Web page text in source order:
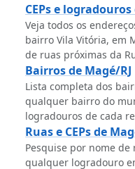
CEPs e
Veja todos os
bairro Vila Vitória, em
de ruas próximas da
Bairros de Magé/RJ
Lista completa dos
qualquer bairro do
logradouros de cada
Ruas e CEPs de
Pesquise por nome de
qualquer logradouro